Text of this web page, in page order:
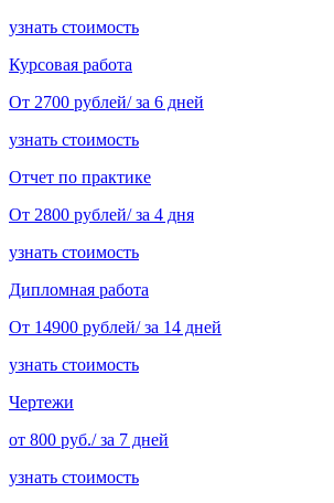
узнать стоимость
Курсовая работа
От 2700 рублей/ за 6 дней
узнать стоимость
Отчет по практике
От 2800 рублей/ за 4 дня
узнать стоимость
Дипломная работа
От 14900 рублей/ за 14 дней
узнать стоимость
Чертежи
от 800 руб./ за 7 дней
узнать стоимость